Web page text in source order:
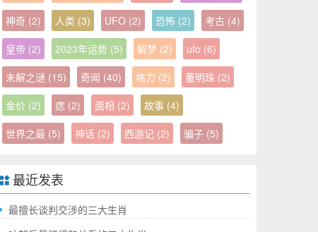
神奇 (2) 人类 (3) UFO (2) 恐怖 (2) 考古 (4)
皇帝 (2) 2023年运势 (5) 解梦 (2) ufo (6)
未解之谜 (15) 奇闻 (40) 格力 (2) 董明珠 (2)
金价 (2) 痣 (2) 面相 (2) 故事 (4)
世界之最 (5) 神话 (2) 西游记 (2) 骗子 (5)
最近发表
最擅长谈判交涉的三大生肖